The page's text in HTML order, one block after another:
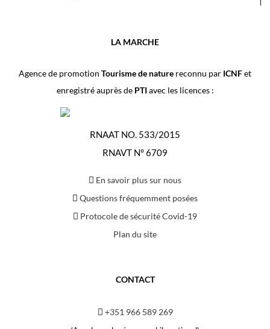
LA MARCHE
Agence de promotion Tourisme de nature reconnu par ICNFet
enregistré auprès de PTIavec les licences :
RNAAT NO. 533/2015
RNAVT N° 6709
En savoir plus sur nous
Questions fréquemment posées
Protocole de sécurité Covid-19
Plan du site
CONTACT
+351 966 589 269